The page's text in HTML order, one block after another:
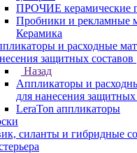
ПРОЧИЕ керамические
Пробники и рекламные
Керамика
и расходные
защитных составов
Назад
Аппликаторы и
для нанесения защитных
LeraTon аппликаторы
силанты и гибридные